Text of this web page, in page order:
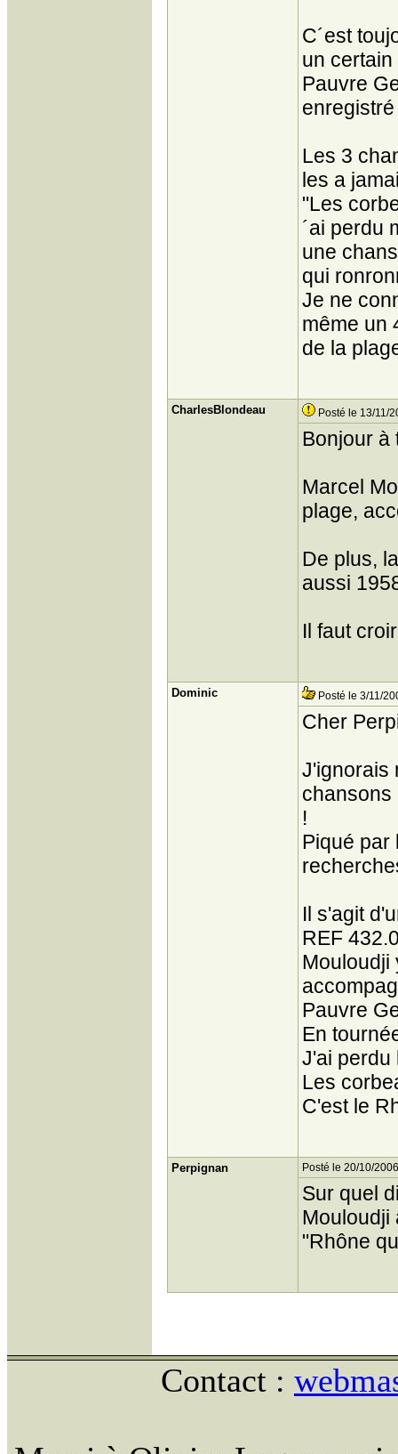
C´est
un
Pauvre
Les 3
les a
"Les
´ai perdu
une
qui
Je ne
même un
de la
CharlesBlondeau Posté le 13/11/
Bonjour à
Marcel
plage,
De plus,
aussi
Il faut
Dominic Posté le 3/11/
Cher
J'ignorais
chansons
!
Piqué par
Il s'agit
REF
Mouloudji
Pauvre
En
J'ai perdu
Les
C'est le
Perpignan Posté le 20/10/
Sur quel
Mouloudji
"Rhône
Contact :